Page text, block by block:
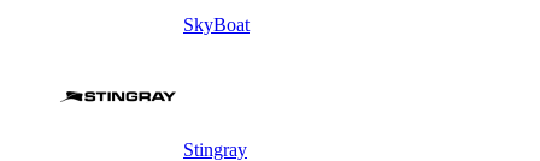
SkyBoat
Stingray